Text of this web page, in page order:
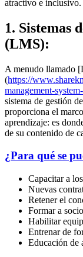
atractivo e inclusivo.
1. Sistemas
(LMS):
A menudo llamado
(https://
management-
sistema de gestión
proporciona el
aprendizaje: es
de su contenido de
¿Para qué se
Capacitar a
Nuevas
Retener el
Formar a
Habilitar
Entrenar de
Educación de